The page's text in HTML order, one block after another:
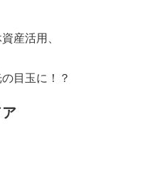
産活用、
目玉に！？